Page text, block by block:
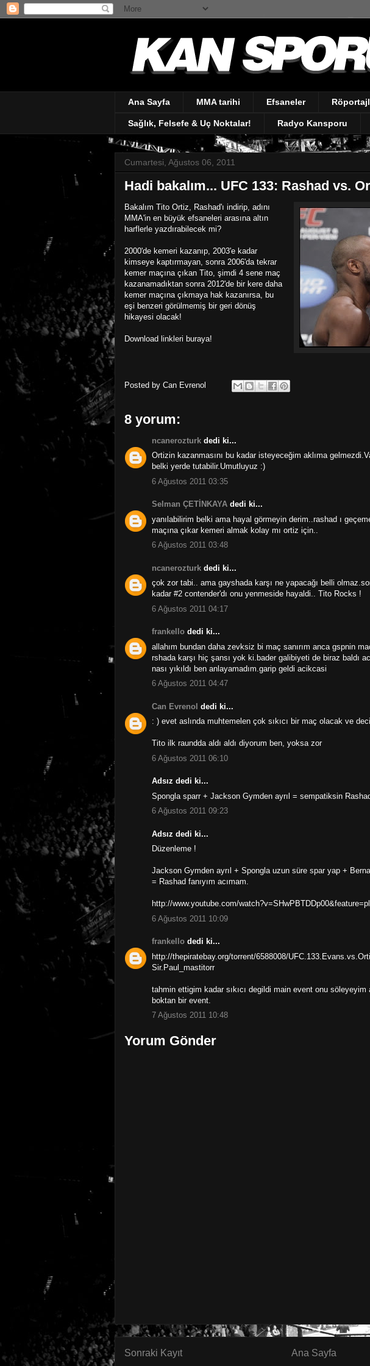
Ana Sayfa MMA tarihi Efsaneler
Sağlık, Felsefe & Uç Noktalar! Radyo Kansporu
Cumartesi, Ağustos 06, 2011
Hadi bakalım... UFC 133: Rashad vs.
Bakalım Tito Ortiz, Rashad'ı indirip, adını
MMA'in en büyük efsaneleri arasına altın
harflerle yazdırabilecek mi?
2000'de kemeri kazanıp, 2003'e kadar
kimseye kaptırmayan, sonra 2006'da tekrar
kemer maçına çıkan Tito, şimdi 4 sene maç
kazanamadıktan sonra 2012'de bir kere daha
kemer maçına çıkmaya hak kazanırsa, bu
eşi benzeri görülmemiş bir geri dönüş
hikayesi olacak!
Download linkleri buraya!
Posted by Can Evrenol
8 yorum:
ncanerozturk dedi ki...
Ortizin kazanmasını bu kadar isteyeceğim aklıma
belki yerde tutabilir.Umutluyuz :)
6 Ağustos 2011 03:35
Selman ÇETİNKAYA dedi ki...
yanılabilirim belki ama hayal görmeyin derim..rashad ı
maçına çıkar kemeri almak kolay mı ortiz için..
6 Ağustos 2011 03:48
ncanerozturk dedi ki...
çok zor tabi.. ama gayshada karşı ne yapacağı belli
kadar #2 contender'dı onu yenmeside hayaldi.. Tito Rocks !
6 Ağustos 2011 04:17
frankello dedi ki...
allahım bundan daha zevksiz bi maç sanırım anca gspnin
rshada karşı hiç şansı yok ki.bader galibiyeti de biraz baldı
nası yıkıldı ben anlayamadım.garip geldi acikcasi
6 Ağustos 2011 04:47
Can Evrenol dedi ki...
: ) evet aslında muhtemelen çok sıkıcı bir maç olacak ve
Tito ilk raundda aldı aldı diyorum ben, yoksa zor
6 Ağustos 2011 06:10
Adsız dedi ki...
Spongla sparr + Jackson Gymden ayrıl = sempatiksin
6 Ağustos 2011 09:23
Adsız dedi ki...
Düzenleme !
Jackson Gymden ayrıl + Spongla uzun süre spar yap +
= Rashad fanıyım acımam.
http://www.youtube.com/
6 Ağustos 2011 10:09
frankello dedi ki...
http://thepiratebay.org/torrent/6588008/
Sir.Paul_mastitorr
tahmin ettigim kadar sıkıcı degildi main event onu
boktan bir event.
7 Ağustos 2011 10:48
Yorum Gönder
Sonraki Kayıt Ana Sayfa